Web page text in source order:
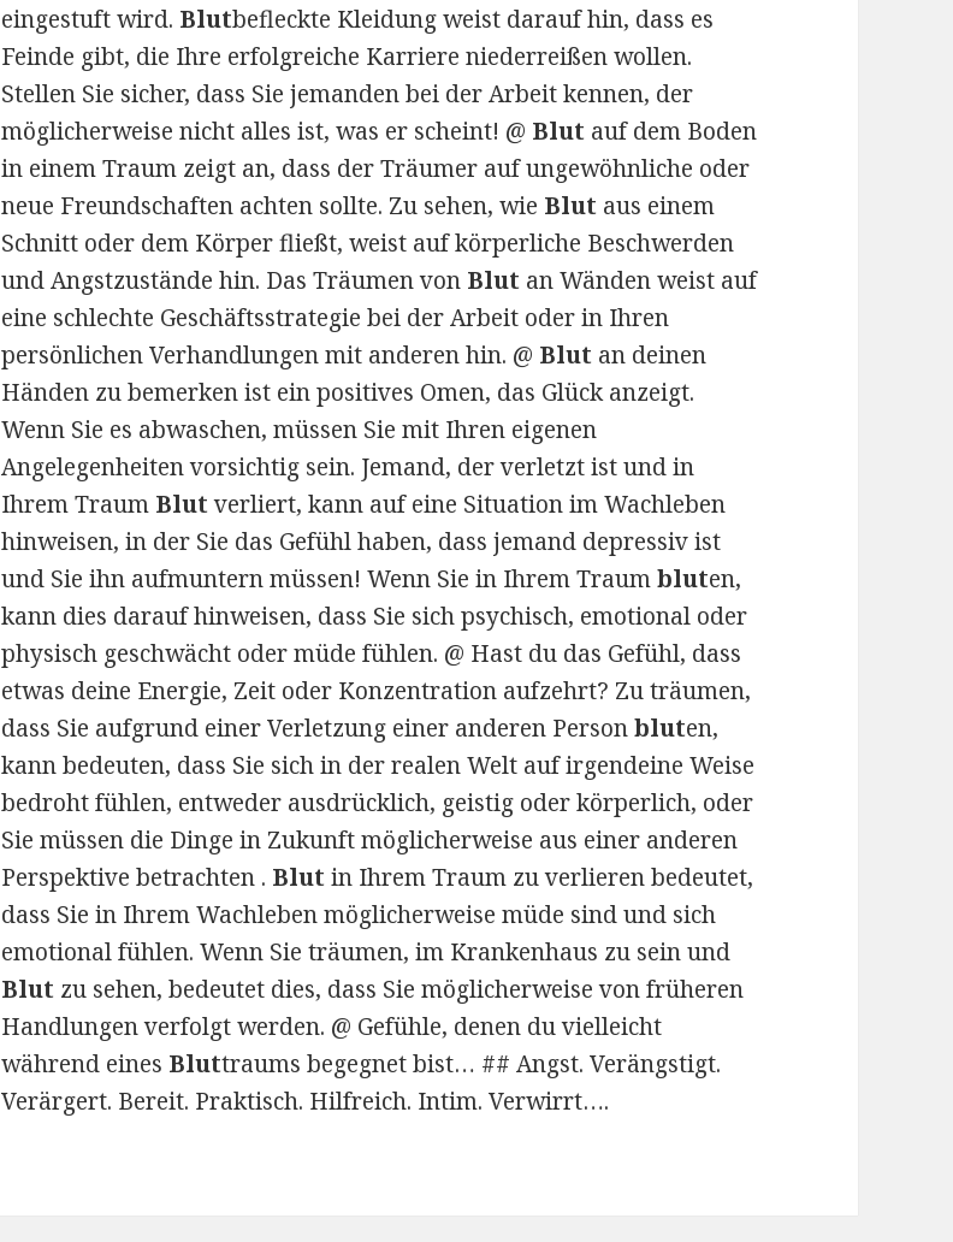
eingestuft wird. Blutbefleckte Kleidung weist darauf hin, dass es
Feinde gibt, die Ihre erfolgreiche Karriere niederreißen wollen.
Stellen Sie sicher, dass Sie jemanden bei der Arbeit kennen, der
möglicherweise nicht alles ist, was er scheint! @ Blut auf dem Boden
in einem Traum zeigt an, dass der Träumer auf ungewöhnliche oder
neue Freundschaften achten sollte. Zu sehen, wie Blut aus einem
Schnitt oder dem Körper fließt, weist auf körperliche Beschwerden
und Angstzustände hin. Das Träumen von Blut an Wänden weist auf
eine schlechte Geschäftsstrategie bei der Arbeit oder in Ihren
persönlichen Verhandlungen mit anderen hin. @ Blut an deinen
Händen zu bemerken ist ein positives Omen, das Glück anzeigt.
Wenn Sie es abwaschen, müssen Sie mit Ihren eigenen
Angelegenheiten vorsichtig sein. Jemand, der verletzt ist und in
Ihrem Traum Blutverliert, kann auf eine Situation im Wachleben
hinweisen, in der Sie das Gefühl haben, dass jemand depressiv ist
und Sie ihn aufmuntern müssen! Wenn Sie in Ihrem Traumbluten,
kann dies darauf hinweisen, dass Sie sich psychisch, emotional oder
physisch geschwächt oder müde fühlen. @ Hast du das Gefühl, dass
etwas deine Energie, Zeit oder Konzentration aufzehrt? Zu träumen,
dass Sie aufgrund einer Verletzung einer anderen Personbluten,
kann bedeuten, dass Sie sich in der realen Welt auf irgendeine Weise
bedroht fühlen, entweder ausdrücklich, geistig oder körperlich, oder
Sie müssen die Dinge in Zukunft möglicherweise aus einer anderen
Perspektive betrachten . Blut in Ihrem Traum zu verlieren bedeutet,
dass Sie in Ihrem Wachleben möglicherweise müde sind und sich
emotional fühlen. Wenn Sie träumen, im Krankenhaus zu sein und
Blut zu sehen, bedeutet dies, dass Sie möglicherweise von früheren
Handlungen verfolgt werden. @ Gefühle, denen du vielleicht
während eines Bluttraums begegnet bist… ## Angst. Verängstigt.
Verärgert. Bereit. Praktisch. Hilfreich. Intim. Verwirrt….